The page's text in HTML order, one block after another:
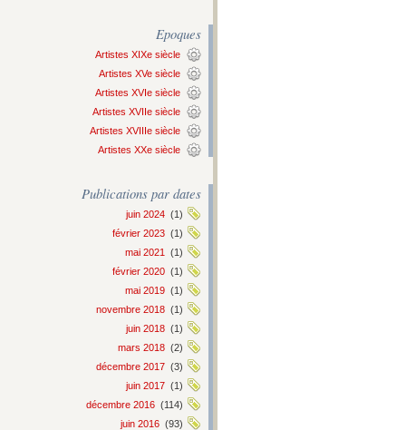
Epoques
Artistes XIXe siècle
Artistes XVe siècle
Artistes XVIe siècle
Artistes XVIIe siècle
Artistes XVIIIe siècle
Artistes XXe siècle
Publications par dates
juin 2024 (1)
février 2023 (1)
mai 2021
(1)
février 2020 (1)
mai 2019 (1)
novembre 2018 (1)
juin 2018 (1)
mars 2018 (2)
décembre 2017 (3)
juin 2017 (1)
décembre 2016 (114)
juin 2016 (93)